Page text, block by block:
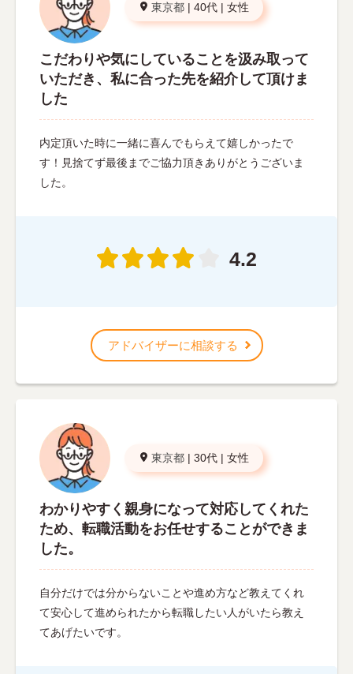
東京都 | 40代 | 女性
こだわりや気にしていることを汲み取って
いただき、私に合った先を紹介して頂けま
した
内定頂いた時に一緒に喜んでもらえて嬉しかったで
す！見捨てず最後までご協力頂きありがとうございま
した。
4.2
アドバイザーに相談する
東京都 | 30代 | 女性
わかりやすく親身になって対応してくれた
ため、転職活動をお任せすることができま
した。
自分だけでは分からないことや進め方など教えてくれ
て安心して進められたから転職したい人がいたら教え
てあげたいです。